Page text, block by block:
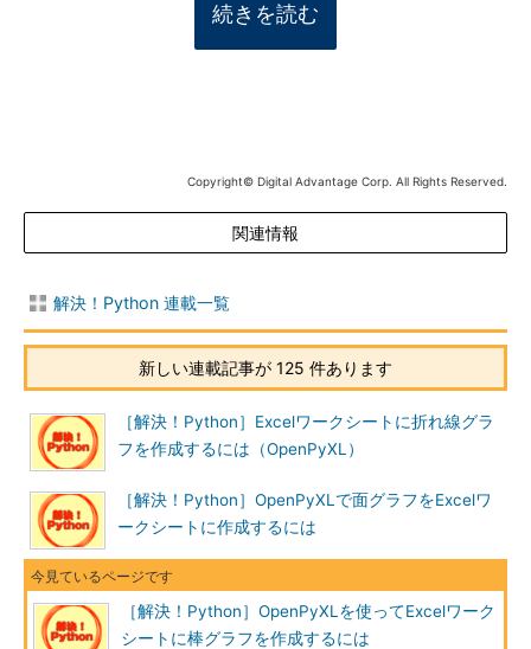
続きを読む
Copyright© Digital Advantage Corp. All Rights Reserved.
関連情報
解決！Python 連載一覧
新しい連載記事が 125 件あります
［解決！Python］Excelワークシートに折れ線グラ
フを作成するには（OpenPyXL）
［解決！Python］OpenPyXLで面グラフをExcelワ
ークシートに作成するには
［解決！Python］OpenPyXLを使ってExcelワーク
シートに棒グラフを作成するには